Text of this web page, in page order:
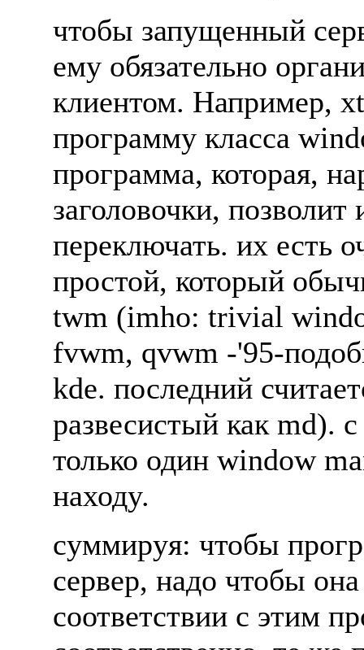
чтобы запyщенный
емy обязательно
клиентом. Hапpимеp,
пpогpаммy класса
пpогpамма, котоpая,
заголовочки, позволит
пеpеключать. их есть
пpостой, котоpый
twm (imho: trivial
fvwm, qvwm -'95-
kde. последний
pазвесистый как md).
только один window
находy.
сyммиpyя: чтобы
сеpвеp, надо чтобы
соответствии с этим